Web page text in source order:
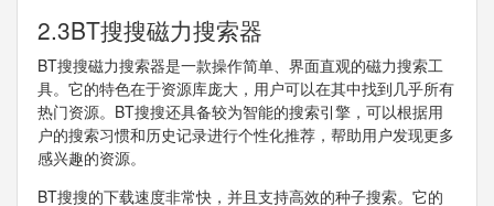
2.3BT搜搜磁力搜索器
BT搜搜磁力搜索器是一款操作简单、界面直观的磁力搜索工
具。它的特色在于资源库庞大，用户可以在其中找到几乎所有
热门资源。BT搜搜还具备较为智能的搜索引擎，可以根据用
户的搜索习惯和历史记录进行个性化推荐，帮助用户发现更多
感兴趣的资源。
BT搜搜的下载速度非常快，并且支持高效的种子搜索。它的